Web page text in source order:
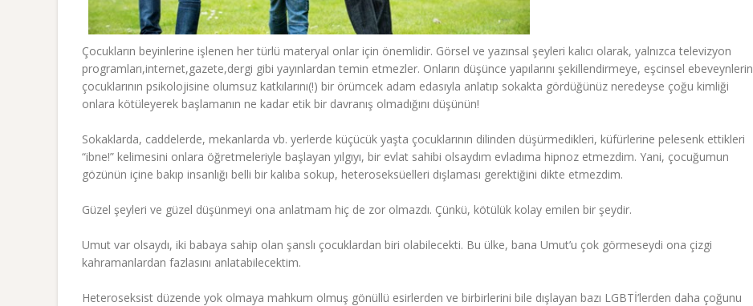
Çocukların beyinlerine işlenen her türlü materyal onlar için önemlidir. Görsel ve yazınsal şeyleri kalıcı olarak, yalnızca televizyon
programları,internet,gazete,dergi gibi yayınlardan temin etmezler. Onların düşünce yapılarını şekillendirmeye, eşcinsel ebeveynlerin
çocuklarının psikolojisine olumsuz katkılarını(!) bir örümcek adam edasıyla anlatıp sokakta gördüğünüz neredeyse çoğu kimliği
onlara kötüleyerek başlamanın ne kadar etik bir davranış olmadığını düşünün!
Sokaklarda, caddelerde, mekanlarda vb. yerlerde küçücük yaşta çocuklarının dilinden düşürmedikleri, küfürlerine pelesenk ettikleri
“ibne!” kelimesini onlara öğretmeleriyle başlayan yılgıyı, bir evlat sahibi olsaydım evladıma hipnoz etmezdim. Yani, çocuğumun
gözünün içine bakıp insanlığı belli bir kalıba sokup, heteroseksüelleri dışlaması gerektiğini dikte etmezdim.
Güzel şeyleri ve güzel düşünmeyi ona anlatmam hiç de zor olmazdı. Çünkü, kötülük kolay emilen bir şeydir.
Umut var olsaydı, iki babaya sahip olan şanslı çocuklardan biri olabilecekti. Bu ülke, bana Umut’u çok görmeseydi ona çizgi
kahramanlardan fazlasını anlatabilecektim.
Heteroseksist düzende yok olmaya mahkum olmuş gönüllü esirlerden ve birbirlerini bile dışlayan bazı LGBTİ’lerden daha çoğunu